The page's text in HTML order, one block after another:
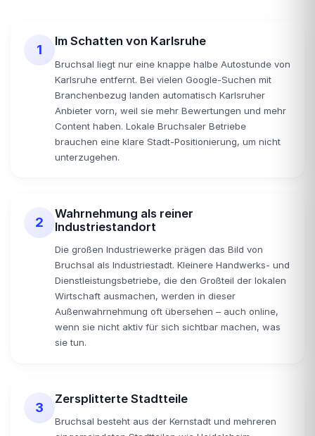
1
Im Schatten von Karlsruhe
Bruchsal liegt nur eine knappe halbe Autostunde von
Karlsruhe entfernt. Bei vielen Google-Suchen mit
Branchenbezug landen automatisch Karlsruher
Anbieter vorn, weil sie mehr Bewertungen und mehr
Content haben. Lokale Bruchsaler Betriebe
brauchen eine klare Stadt-Positionierung, um nicht
unterzugehen.
2
Wahrnehmung als reiner
Industriestandort
Die großen Industriewerke prägen das Bild von
Bruchsal als Industriestadt. Kleinere Handwerks- und
Dienstleistungsbetriebe, die den Großteil der lokalen
Wirtschaft ausmachen, werden in dieser
Außenwahrnehmung oft übersehen – auch online,
wenn sie nicht aktiv für sich sichtbar machen, was
sie tun.
3
Zersplitterte Stadtteile
Bruchsal besteht aus der Kernstadt und mehreren